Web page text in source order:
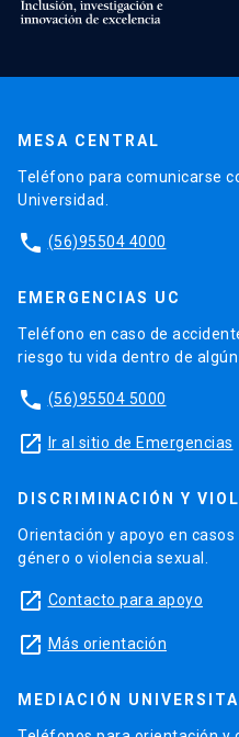
MESA CENTRAL
Teléfono para comunicarse
Universidad.
phone (56)95504 4000
EMERGENCIAS UC
Teléfono en caso de
riesgo tu vida dentro de
phone (56)95504 5000
launch Ir al sitio de Emergencias
DISCRIMINACIÓN Y
Orientación y apoyo en
género o violencia sexual.
launch Contacto para apoyo
launch Más orientación
MEDIACIÓN